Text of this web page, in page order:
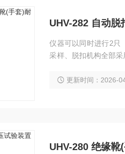
UHV-282 自动
仪器可以同时进行2只
采样、脱扣机构全部
更新时间：2026-
UHV-280 绝缘靴